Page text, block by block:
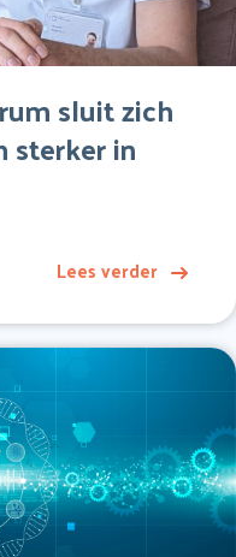
sluit zich
sterker in
Lees verder